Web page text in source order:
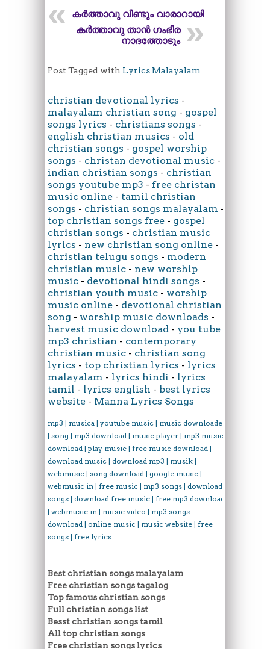
കർത്താവു വീണ്ടും വാരാറായി
കർത്താവു താൻ ഗംഭീര
നാദത്തോടും
Post Tagged with Lyrics Malayalam
christian devotional lyrics -
malayalam christian song - gospel
songs lyrics - christians songs -
english christian musics - old
christian songs - gospel worship
songs - christan devotional music -
indian christian songs - christian
songs youtube mp3 - free christan
music online - tamil christian
songs - christian songs malayalam -
top christian songs free - gospel
christian songs - christian music
lyrics - new christian song online -
christian telugu songs - modern
christian music - new worship
music - devotional hindi songs -
christian youth music - worship
music online - devotional christian
song - worship music downloads -
harvest music download - you tube
mp3 christian - contemporary
christian music - christian song
lyrics - top christian lyrics - lyrics
malayalam - lyrics hindi - lyrics
tamil - lyrics english - best lyrics
website - Manna Lyrics Songs
mp3 | musica | youtube music | music downloader
| song | mp3 download | music player | mp3 music
download | play music | free music download |
download music | download mp3 | musik |
webmusic | song download | google music |
webmusic in | free music | mp3 songs | download
songs | download free music | free mp3 download
| webmusic in | music video | mp3 songs
download | online music | music website | free
songs | free lyrics
Best christian songs malayalam
Free christian songs tagalog
Top famous christian songs
Full christian songs list
Besst christian songs tamil
All top christian songs
Free christian songs lyrics